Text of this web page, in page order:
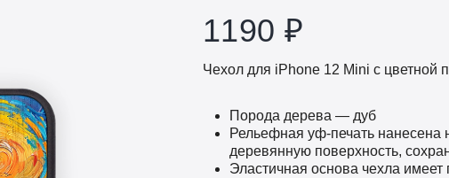
1190 ₽
Чехол для iPhone 12 Mini с цветной
Порода дерева — дуб
Рельефная уф-печать нанесена
деревянную поверхность,
Эластичная основа чехла